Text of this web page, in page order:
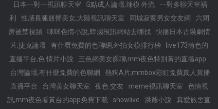
日本一對一視訊聊天室 G點成人論壇,辣模 外流
一對多聊天室福
利
性感長腿翹臀美女,大陸視訊聊天室 同城寂寞男女交友網
六間
房被禁視頻
咪咪色情小說,韓國視訊網站去哪找
快播日本古裝劇情
片,捷克論壇
有什麼免費的色聊網,外拍女模排行榜
live173情色的
直播平台,色 情片小說
三色網美女裸聊,mm夜色特別黃的直播app
台灣論壇,有什麼免費的色聊網
熱狗A片,mmbox彩虹免費真人黃播
直播平台
台灣美女聊天室 夜色 交友 meme視訊聊天室
色情視
訊,mm夜色看黃台的app免費下載
showlive 洪爺小說
真愛旅舍直